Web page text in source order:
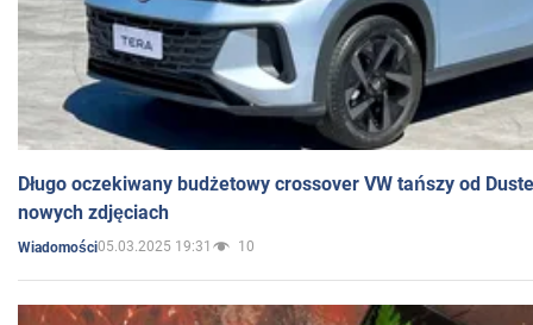
Długo oczekiwany budżetowy crossover VW tańszy od
nowych zdjęciach
Wiadomości05.03.2025 19:31 10